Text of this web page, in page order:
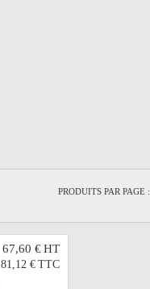
PRODUITS PAR PAGE :
67,60 € HT
81,12 € TTC